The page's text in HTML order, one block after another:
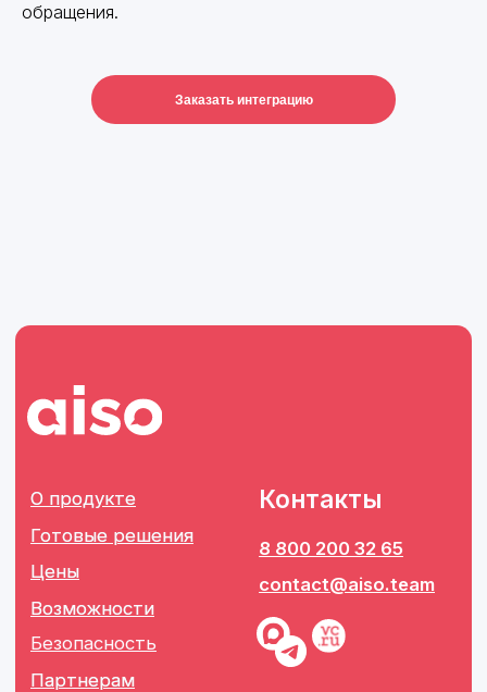
обращения.
Заказать интеграцию